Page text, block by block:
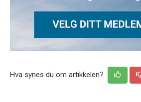
Hva synes du om artikkelen?